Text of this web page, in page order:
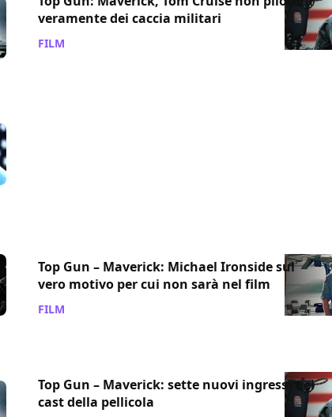
veramente dei caccia militari
FILM
Top Gun – Maverick: Michael Ironside sul
vero motivo per cui non sarà nel film
FILM
Top Gun – Maverick: sette nuovi ingressi nel
cast della pellicola